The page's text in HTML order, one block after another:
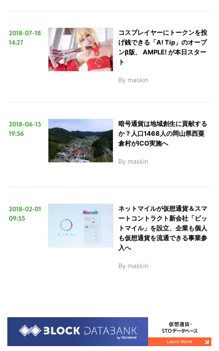
2018-07-18
14:27
コスプレイヤーにトークンを投
げ銭できる「A! Tip」のオープ
ンβ版、 AMPLE! が本日スター
ト
By maskin
2018-06-13
19:56
暗号通貨は地域創生に貢献する
か？人口1468人の岡山県西粟
倉村がICO実施へ
By maskin
2018-02-01
09:55
ネットマイルが仮想通貨＆スマ
ートコントラクト新会社「ビッ
トマイル」を設立、企業も個人
も仮想通貨を流通できる事業参
入へ
By maskin